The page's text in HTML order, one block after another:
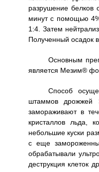
разрушение
минут с помощью
1:4. Затем
Полученный осадок
Основным
является Мезим®
Способ
штаммов дрожжей
замораживают в
кристаллов льда,
небольшие куски
с еще
обрабатывали
деструкция клеток